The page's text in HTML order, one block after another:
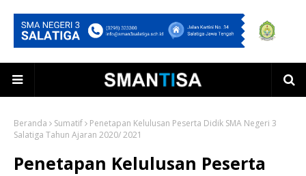
Beranda Sumatif
Penetapan Kelulusan Peserta Didik SMA Negeri 3
Salatiga Tahun Ajaran 2020/ 2021
Penetapan Kelulusan Peserta